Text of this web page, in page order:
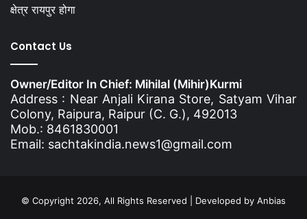
क्षेत्र रायपुर होगा
Contact Us
Owner/Editor In Chief: Mihilal (Mihir)Kurmi
Address : Near Anjali Kirana Store, Satyam Vihar
Colony, Raipura, Raipur (C. G.), 492013
Mob.: 8461830001
Email: sachtakindia.news1@gmail.com
© Copyright 2026, All Rights Reserved | Developed by Anbias